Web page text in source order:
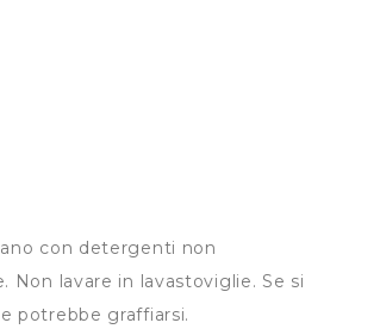
con detergenti non
Non lavare in lavastoviglie. Se si
potrebbe graffiarsi.